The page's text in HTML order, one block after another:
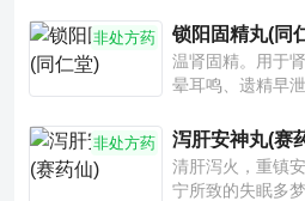
非处方药 锁阳固精丸(同
温肾固精。用于
晕耳鸣、遗精早泄
非处方药 泻肝安神丸(赛
清肝泻火，重镇
宁所致的失眠多